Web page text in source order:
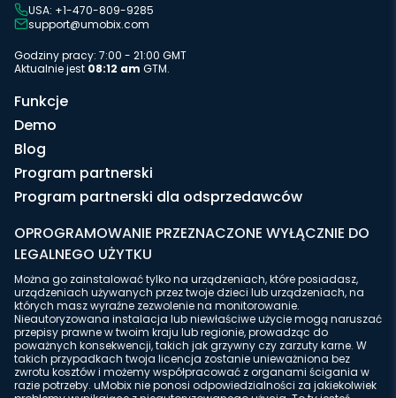
USA: +1-470-809-9285
support@umobix.com
Godziny pracy: 7:00 - 21:00 GMT
Aktualnie jest 08:12 am GTM.
Funkcje
Demo
Blog
Program partnerski
Program partnerski dla odsprzedawców
OPROGRAMOWANIE PRZEZNACZONE WYŁĄCZNIE DO
LEGALNEGO UŻYTKU
Można go zainstalować tylko na urządzeniach, które posiadasz,
urządzeniach używanych przez twoje dzieci lub urządzeniach, na
których masz wyraźne zezwolenie na monitorowanie.
Nieautoryzowana instalacja lub niewłaściwe użycie mogą naruszać
przepisy prawne w twoim kraju lub regionie, prowadząc do
poważnych konsekwencji, takich jak grzywny czy zarzuty karne. W
takich przypadkach twoja licencja zostanie unieważniona bez
zwrotu kosztów i możemy współpracować z organami ścigania w
razie potrzeby. uMobix nie ponosi odpowiedzialności za jakiekolwiek